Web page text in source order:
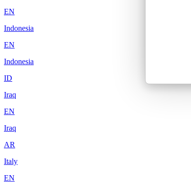
EN
Indonesia
EN
Indonesia
ID
Iraq
EN
Iraq
AR
Italy
EN